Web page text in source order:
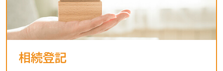
相続登記